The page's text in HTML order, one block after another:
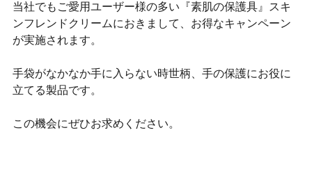
当社でもご愛用ユーザー様の多い『素肌の保護具』スキ
ンフレンドクリームにおきまして、お得なキャンペーン
が実施されます。
手袋がなかなか手に入らない時世柄、手の保護にお役に
立てる製品です。
この機会にぜひお求めください。